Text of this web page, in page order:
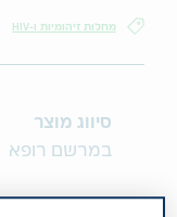
מחלות זיהומיות ו-HIV
סיווג מוצר
במרשם רופא